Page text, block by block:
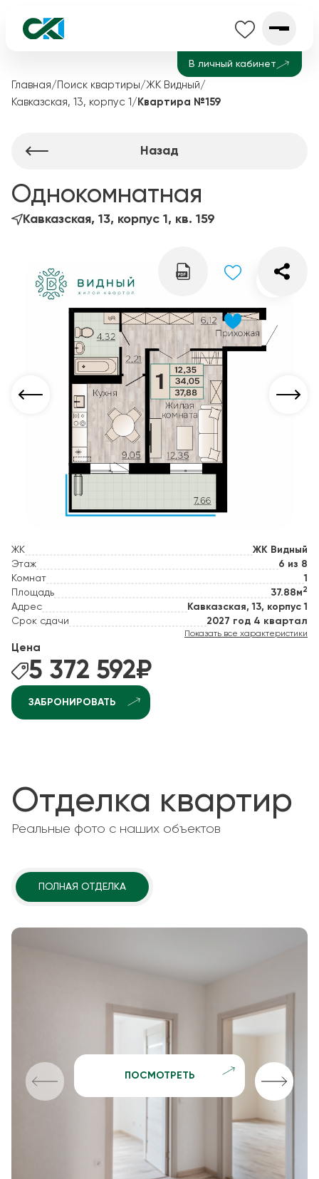
В личный кабинет
Главная/ Поиск квартиры/ЖК Видный/
Кавказская, 13, корпус 1 / Квартира №159
Назад
Однокомнатная
Кавказская, 13, корпус 1, кв. 159
ЖК
ЖК Видный
Этаж
6 из 8
Комнат
1
Площадь
37.88м 2
Адрес
Кавказская, 13, корпус 1
Срок сдачи
2027 год 4 квартал
Показать все характеристики
Цена
5 372 592₽
ЗАБРОНИРОВАТЬ
Отделка квартир
Реальные фото с наших объектов
ПОЛНАЯ ОТДЕЛКА
ПОСМОТРЕТЬ